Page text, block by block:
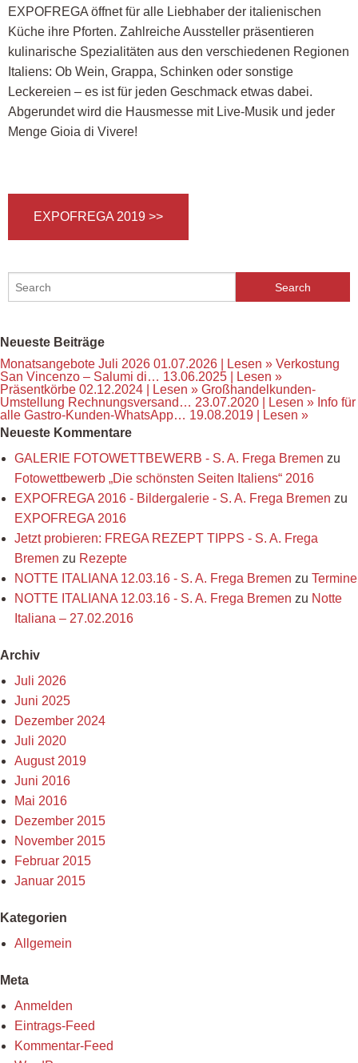
EXPOFREGA öffnet für alle Liebhaber der italienischen
Küche ihre Pforten. Zahlreiche Aussteller präsentieren
kulinarische Spezialitäten aus den verschiedenen Regionen
Italiens: Ob Wein, Grappa, Schinken oder sonstige
Leckereien – es ist für jeden Geschmack etwas dabei.
Abgerundet wird die Hausmesse mit Live-Musik und jeder
Menge Gioia di Vivere!
EXPOFREGA 2019 >>
Neueste Beiträge
Monatsangebote Juli 2026 01.07.2026 | Lesen » Verkostung
San Vincenzo – Salumi di… 13.06.2025 |
Lesen »
Präsentkörbe 02.12.2024 | Lesen » Großhandelkunden-
Umstellung Rechnungsversand… 23.07.2020 | Lesen » Info für
alle Gastro-Kunden-WhatsApp… 19.08.2019 |
Lesen »
Neueste Kommentare
GALERIE FOTOWETTBEWERB - S. A. Frega Bremen zu
Fotowettbewerb „Die schönsten Seiten Italiens“ 2016
EXPOFREGA 2016 - Bildergalerie - S. A. Frega Bremen zu
EXPOFREGA 2016
Jetzt probieren: FREGA REZEPT TIPPS - S. A. Frega
Bremen zu Rezepte
NOTTE ITALIANA 12.03.16 - S. A. Frega Bremen zu Termine
NOTTE ITALIANA 12.03.16 - S. A. Frega Bremen zu Notte
Italiana – 27.02.2016
Archiv
Juli 2026
Juni 2025
Dezember 2024
Juli 2020
August 2019
Juni 2016
Mai 2016
Dezember 2015
November 2015
Februar 2015
Januar 2015
Kategorien
Allgemein
Meta
Anmelden
Eintrags-Feed
Kommentar-Feed